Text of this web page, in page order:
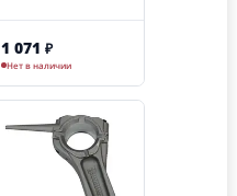
1 071 ₽
Нет в наличии